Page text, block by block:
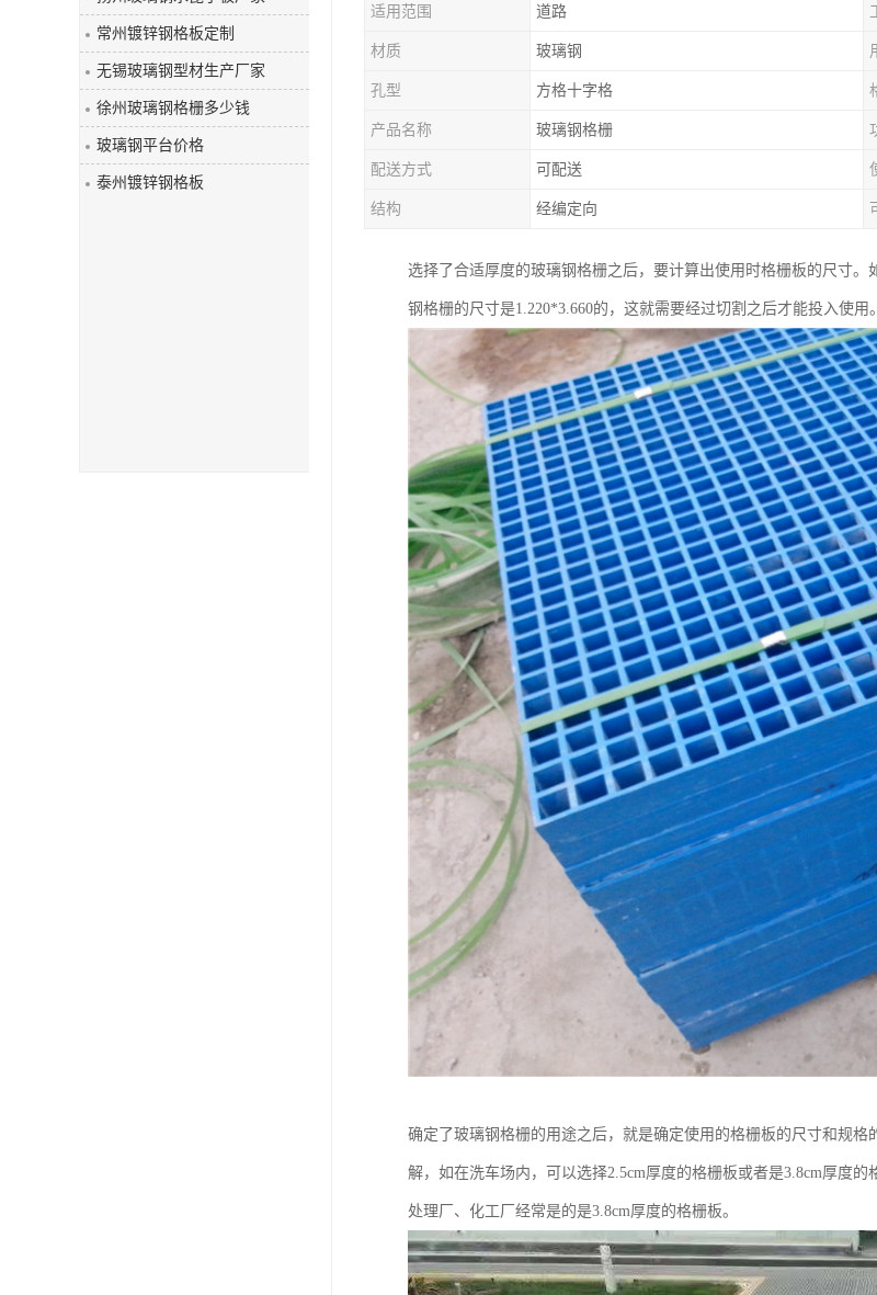
玻璃钢盖板
常州镀锌钢格板定制
无锡玻璃钢型材生产厂家
徐州玻璃钢格栅多少钱
玻璃钢平台价格
泰州镀锌钢格板
适用范围 道路
材质 玻璃钢
孔型 方格十字格
产品名称 玻璃钢格栅
配送方式 可配送
结构 经编定向
选择了合适厚度的玻璃钢格栅之后，要计算出使用时格栅板的尺寸
钢格栅的尺寸是1.220*3.660的，这就需要经过切割之后才能投入使用。
确定了玻璃钢格栅的用途之后，就是确定使用的格栅板的尺寸和规
解，如在洗车场内，可以选择2.5cm厚度的格栅板或者是3.8cm厚度
处理厂、化工厂经常是的是3.8cm厚度的格栅板。